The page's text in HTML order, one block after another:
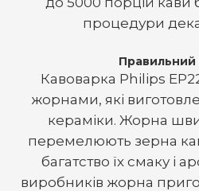
процедури
Кавоварка Philips
жорнами, які
кераміки. Жорна
перемелюють зерна
багатство їх смаку і
виробників жорна